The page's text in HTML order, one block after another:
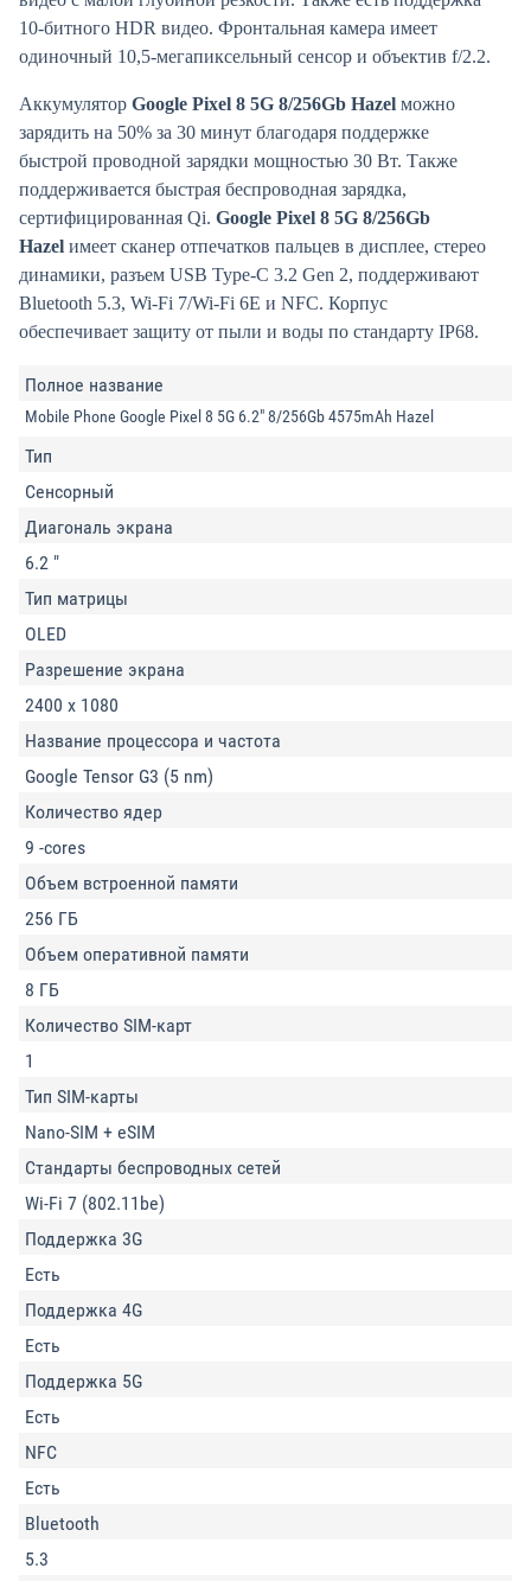
10-битного HDR видео. Фронтальная камера имеет
одиночный 10,5-мегапиксельный сенсор и объектив f/2.2.
Аккумулятор Google Pixel 8 5G 8/256Gb Hazel можно
зарядить на 50% за 30 минут благодаря поддержке
быстрой проводной зарядки мощностью 30 Вт. Также
поддерживается быстрая беспроводная зарядка,
сертифицированная Qi. Google Pixel 8 5G 8/256Gb
Hazel имеет сканер отпечатков пальцев в дисплее, стерео
динамики, разъем USB Type-C 3.2 Gen 2, поддерживают
Bluetooth 5.3, Wi-Fi 7/Wi-Fi 6E и NFC. Корпус
обеспечивает защиту от пыли и воды по стандарту IP68.
Полное название
Mobile Phone Google Pixel 8 5G 6.2" 8/256Gb 4575mAh Hazel
Тип
Сенсорный
Диагональ экрана
6.2 "
Тип матрицы
OLED
Разрешение экрана
2400 x 1080
Название процессора и частота
Google Tensor G3 (5 nm)
Количество ядер
9 -cores
Объем встроенной памяти
256 ГБ
Объем оперативной памяти
8 ГБ
Количество SIM-карт
1
Тип SIM-карты
Nano-SIM + eSIM
Стандарты беспроводных сетей
Wi-Fi 7 (802.11be)
Поддержка 3G
Есть
Поддержка 4G
Есть
Поддержка 5G
Есть
NFC
Есть
Bluetooth
5.3